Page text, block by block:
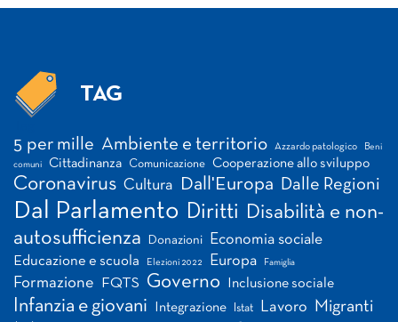
TAG
5 per mille Ambiente e territorio Azzardo patologico Beni
comuni Cittadinanza Comunicazione Cooperazione allo sviluppo
Coronavirus Cultura Dall'Europa Dalle Regioni
Dal Parlamento Diritti
Disabilità e non-
autosufficienza
Donazioni Economia sociale
Educazione e scuola Elezioni 2022 Europa Famiglia
Formazione FQTS Governo Inclusione sociale
Infanzia e giovani Integrazione Istat Lavoro Migranti